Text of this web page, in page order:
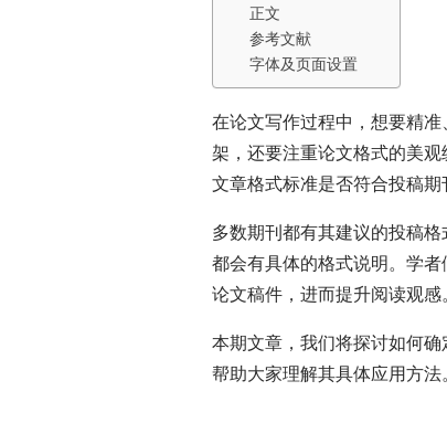
正文
参考文献
字体及页面设置
在论文写作过程中，想要精
架，还要注重论文格式的美
文章格式标准是否符合投稿期
多数期刊都有其建议的投稿
都会有具体的格式说明。学
论文稿件，进而提升阅读观感。
本期文章，我们将探讨如何
帮助大家理解其具体应用方法